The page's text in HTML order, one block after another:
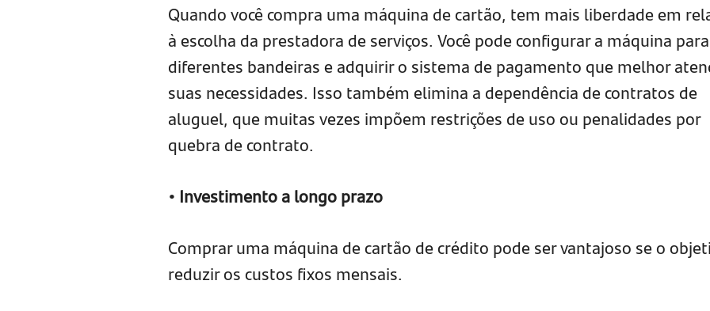
Quando você compra uma máquina de cartão, tem mais liberdade em
à escolha da prestadora de serviços. Você pode configurar a máquina para
diferentes bandeiras e adquirir o sistema de pagamento que melhor
suas necessidades. Isso também elimina a dependência de contratos de
aluguel, que muitas vezes impõem restrições de uso ou penalidades por
quebra de contrato.
• Investimento a longo prazo
Comprar uma máquina de cartão de crédito pode ser vantajoso se o
reduzir os custos fixos mensais.